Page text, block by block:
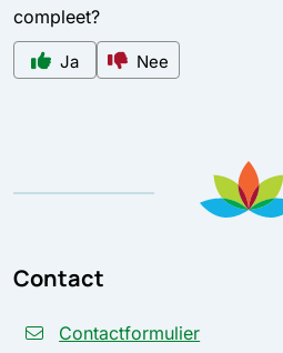
compleet?
Ja Nee
Contact
Contactformulier